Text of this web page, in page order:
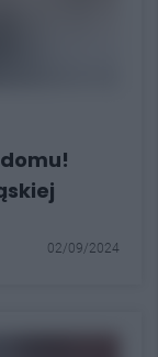
02/09/2024